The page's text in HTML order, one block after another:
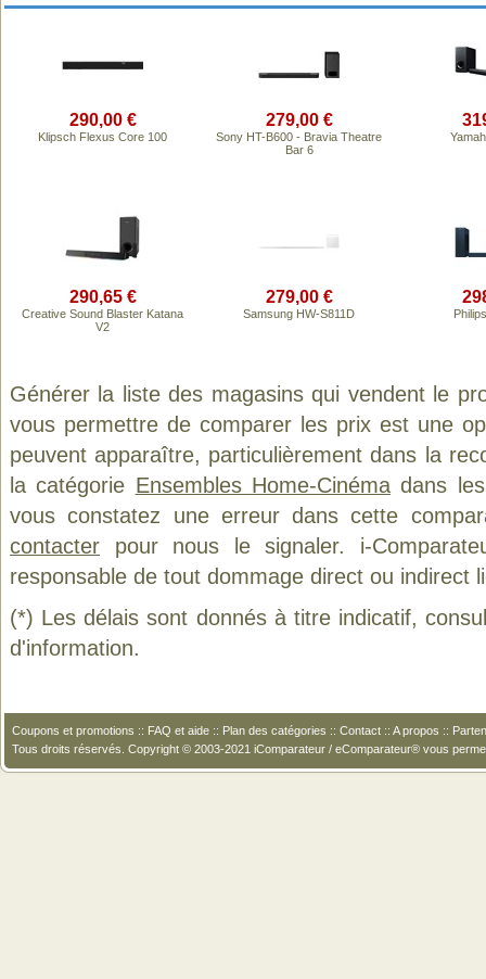
290,00 €
Klipsch Flexus Core 100
279,00 €
Sony HT-B600 - Bravia Theatre
Bar 6
290,65 €
Creative Sound Blaster Katana
V2
279,00 €
Samsung HW-S811D
Générer la liste des magasins qui vendent le
vous permettre de comparer les prix est une
peuvent apparaître, particulièrement dans la
la catégorie Ensembles Home-Cinémadans les
vous constatez une erreur dans cette
contacter pour nous le signaler. i-
responsable de tout dommage direct ou indirect
(*) Les délais sont donnés à titre indicatif,
d'information.
Coupons et promotions :: FAQ et aide :: Plan des catégories :: Contact :: A propos ::
Tous droits réservés. Copyright © 2003-2021 iComparateur / eComparateur® vous